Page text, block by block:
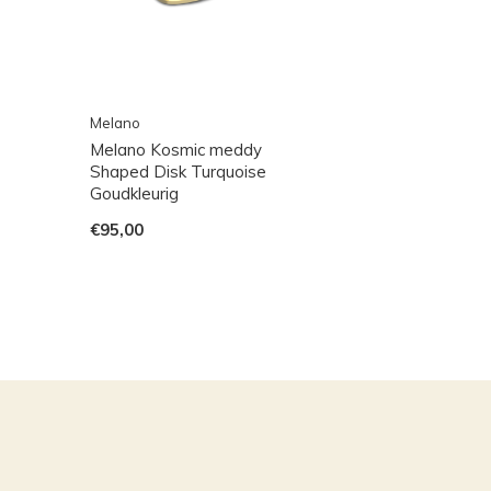
Melano
Melano Kosmic meddy
Shaped Disk Turquoise
Goudkleurig
€95,00